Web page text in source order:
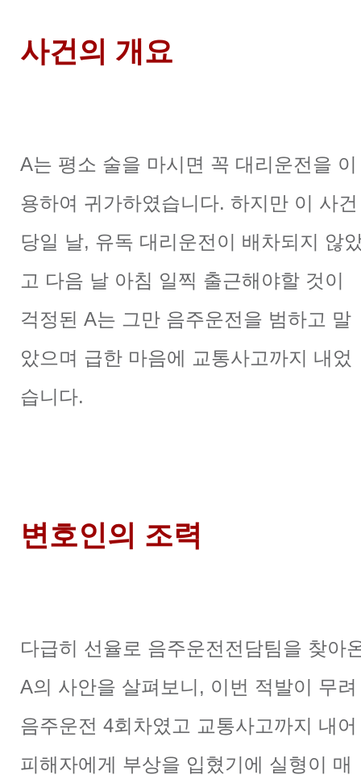
사건의 개요
A는 평소 술을 마시면 꼭 대리운전을 이
용하여 귀가하였습니다. 하지만 이 사건
당일 날, 유독 대리운전이 배차되지 않
고 다음 날 아침 일찍 출근해야할 것이
걱정된 A는 그만 음주운전을 범하고 말
았으며 급한 마음에 교통사고까지 내었
습니다.
변호인의 조력
다급히 선율로 음주운전전담팀을 찾아
A의 사안을 살펴보니, 이번 적발이 무려
음주운전 4회차였고 교통사고까지 내어
피해자에게 부상을 입혔기에 실형이 매